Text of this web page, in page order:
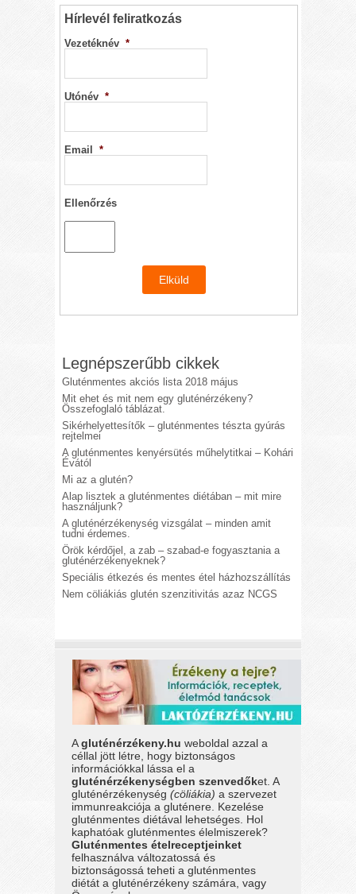
Hírlevél feliratkozás
Vezetéknév *
Utónév *
Email *
Ellenőrzés
Legnépszerűbb cikkek
Gluténmentes akciós lista 2018 május
Mit ehet és mit nem egy gluténérzékeny?
Összefoglaló táblázat.
Sikérhelyettesítők – gluténmentes tészta gyúrás
rejtelmei
A gluténmentes kenyérsütés műhelytitkai – Kohári
Évától
Mi az a glutén?
Alap lisztek a gluténmentes diétában – mit mire
használjunk?
A gluténérzékenység vizsgálat – minden amit
tudni érdemes.
Örök kérdőjel, a zab – szabad-e fogyasztania a
gluténérzékenyeknek?
Speciális étkezés és mentes étel házhozszállítás
Nem cöliákiás glutén szenzitivitás azaz NCGS
Agluténérzékeny.hu weboldal azzal a
céllal jött létre, hogy biztonságos
információkkal lássa el a
gluténérzékenységben szenvedőket. A
gluténérzékenység(cöliákia) a szervezet
immunreakciója a gluténere. Kezelése
gluténmentes diétával lehetséges. Hol
kaphatóak gluténmentes élelmiszerek?
Gluténmentes ételreceptjeinket
felhasználva változatossá és
biztonságossá teheti a gluténmentes
diétát a gluténérzékeny számára, vagy